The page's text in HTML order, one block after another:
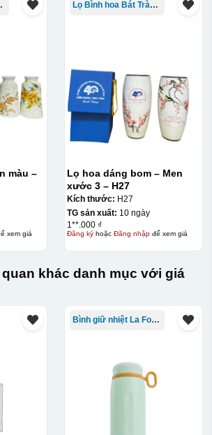
xong, sẽ có 1 nền vàng phía dưới
đã in xong, đang chờ khô để cắt dán
Để dán decal lên gốm
công các miếng logo ra, sau đó thấp
lên gốm sứ để tem decal dính tạm lên
thợ sẽ căn chỉnh bằng mắt thường
logo
màu –
xem giá
Lọ Bình hoa Bát Tràng in logo
Lọ hoa dáng bom – Men
xước 3 – H27
Kích thước: H27
TG sản xuất: 10 ngày
1**.000 ₫
Đăng kýhoặc Đăng nhậpđể xem giá
khác danh mục với giá
Bình giữ nhiệt La Fonte